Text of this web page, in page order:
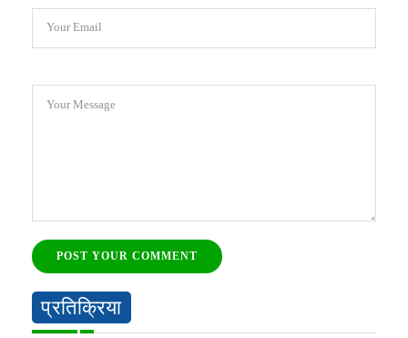
Your Email
Your Message
POST YOUR COMMENT
प्रतिक्रिया